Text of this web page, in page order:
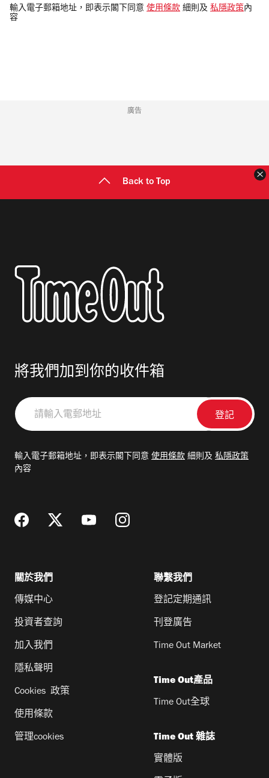
電
郵
輸入電子郵箱地址，即表示閣下同意 使用條款 細則及 私隱政策 內
容
廣告
Back to Top
將我們加到你的收件箱
請
輸
郵
輸入電子郵箱地址，即表示閣下同意 使用條款 細則及 私隱政策
內容
關於我們
傳媒中心
投資者查詢
加入我們
隱私聲明
Cookies 政策
使用條款
管理cookies
聯繫我們
登記定期通訊
刊登廣告
Time Out Market
Time Out產品
Time Out全球
Time Out 雜誌
實體版